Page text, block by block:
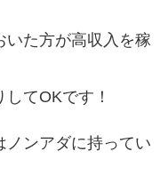
いた方が高収入を稼
てOKです！
ノンアダに持ってい